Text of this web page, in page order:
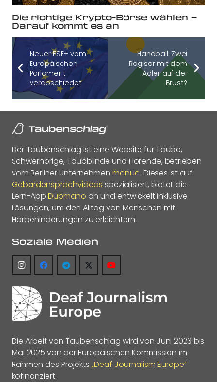
Die richtige Krypto-Börse wählen –
Darauf kommt es an
Neuer ESF+ vom
Europäischen
Parlament
verabschiedet
Handball: Zwei
Regiser mit dem
Adler auf der
Brust?
Der Taubenschlag ist eine Website für Taube,
Schwerhörige, Taubblinde und Hörende, betrieben
vom Berliner Unternehmen manua. Dieses ist auf
Gebärdensprachvideos spezialisiert, bietet die
Lern-App Duomano an und entwickelt inklusive
Lösungen, um den Alltag von Menschen mit
Hörbehinderungen zu erleichtern.
Soziale Medien
Die Arbeit von Taubenschlag wird von Juni 2023 bis
Mai 2025 von der Europäischen Kommission im
Rahmen des Projekts „Deaf Journalism Europe“
kofinanziert.